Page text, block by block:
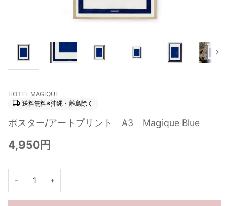
次
HOTEL MAGIQUE
送料無料※沖縄・離島除く
ポスター/アートプリント A3 Magique Blue
4,950円
− +